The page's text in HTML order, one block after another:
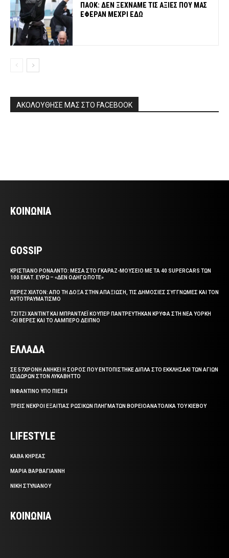
ΠΑΟΚ: ΔΕΝ ΞΕΧΝΑΜΕ ΤΙΣ ΑΞΙΕΣ ΠΟΥ ΜΑΣ
ΕΦΕΡΑΝ ΜΕΧΡΙ ΕΔΩ
ΑΚΟΛΟΥΘΗΣΕ ΜΑΣ ΣΤΟ FACEBOOK
ΚΟΙΝΩΝΙΑ
GOSSIP
ΚΡΙΣΤΙΑΝΟ ΡΟΝΑΛΝΤΟ: ΜΕΣΑ ΣΤΟ ΓΚΑΡΑΖ-ΜΟΥΣΕΙΟ ΜΕ ΤΑ 40 SUPERCARS ΤΩΝ
100 ΕΚΑΤ. ΕΥΡΩ – «ΔΕΝ ΟΔΗΓΩ ΠΟΤΕ»
ΠΕΡΕΖ ΧΙΛΤΟΝ: ΑΠΟ ΤΗ ΔΟΞΑ ΣΤΗΝ ΑΠΑΞΙΩΣΗ, ΤΙΣ ΔΗΜΟΣΙΕΣ ΣΥΓΓΝΩΜΕΣ ΚΑΙ ΤΟΝ
ΑΥΤΟΤΡΑΥΜΑΤΙΣΜΟ
ΤΖΙΤΖΙ ΧΑΝΤΙΝΤ ΚΑΙ ΜΠΡΑΝΤΛΕΪ ΚΟΥΠΕΡ ΠΑΝΤΡΕΥΤΗΚΑΝ ΚΡΥΦΑ ΣΤΗ ΝΕΑ ΥΟΡΚΗ
-ΟΙ ΒΕΡΕΣ ΚΑΙ ΤΟ ΛΑΜΠΕΡΟ ΔΕΙΠΝΟ
ΕΛΛΑΔΑ
ΣΕ 57ΧΡΟΝΗ ΑΝΗΚΕΙ Η ΣΟΡΟΣ ΠΟΥ ΕΝΤΟΠΙΣΤΗΚΕ ΔΙΠΛΑ ΣΤΟ ΕΚΚΛΗΣΑΚΙ ΤΩΝ ΑΓΙΩΝ
ΙΣΙΔΩΡΩΝ ΣΤΟΝ ΛΥΚΑΒΗΤΤΟ
ΙΝΦΑΝΤΙΝΟ ΥΠΟ ΠΙΕΣΗ
ΤΡΕΙΣ ΝΕΚΡΟΙ ΕΞΑΙΤΙΑΣ ΡΩΣΙΚΩΝ ΠΛΗΓΜΑΤΩΝ ΒΟΡΕΙΟΑΝΑΤΟΛΙΚΑ ΤΟΥ ΚΙΕΒΟΥ
LIFESTYLE
ΚΑΒΑ ΚΗΡΕΑΣ
ΜΑΡΙΑ ΒΑΡΒΑΓΙΑΝΝΗ
ΝΙΚΗ ΣΤΥΛΙΑΝΟΥ
ΚΟΙΝΩΝΙΑ